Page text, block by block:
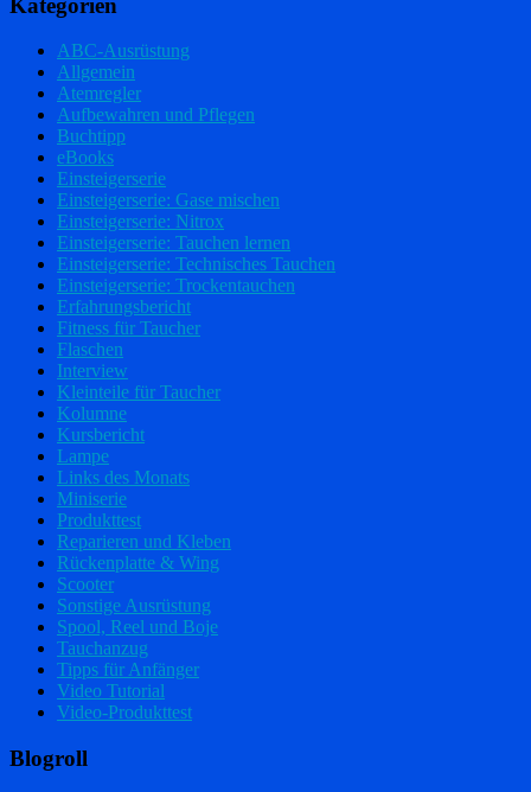
Kategorien
ABC-Ausrüstung
Allgemein
Atemregler
Aufbewahren und Pflegen
Buchtipp
eBooks
Einsteigerserie
Einsteigerserie: Gase mischen
Einsteigerserie: Nitrox
Einsteigerserie: Tauchen lernen
Einsteigerserie: Technisches Tauchen
Einsteigerserie: Trockentauchen
Erfahrungsbericht
Fitness für Taucher
Flaschen
Interview
Kleinteile für Taucher
Kolumne
Kursbericht
Lampe
Links des Monats
Miniserie
Produkttest
Reparieren und Kleben
Rückenplatte & Wing
Scooter
Sonstige Ausrüstung
Spool, Reel und Boje
Tauchanzug
Tipps für Anfänger
Video Tutorial
Video-Produkttest
Blogroll